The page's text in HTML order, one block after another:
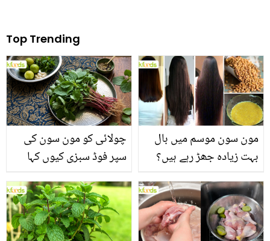
Top Trending
چولائی کو مون سون کی
سپر فوڈ سبزی کیوں کہا
منرلز اور اینٹی آکسیڈنٹس
سے بھرپور اس سبزی کے
فائدے
مون سون موسم میں بال
بہت زیادہ جھڑ رہے ہیں؟
بنانے کے چند قدرتی طریقے